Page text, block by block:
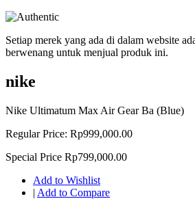
Setiap merek yang ada di dalam website
berwenang untuk menjual produk ini.
nike
Nike Ultimatum Max Air Gear Ba (Blue)
Regular Price: Rp999,000.00
Special Price Rp799,000.00
Add to Wishlist
| Add to Compare